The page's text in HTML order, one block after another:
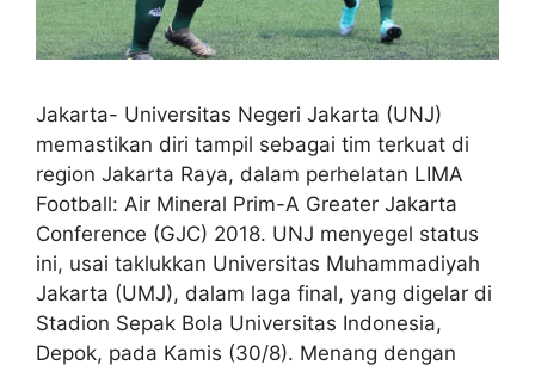
Jakarta- Universitas Negeri Jakarta (UNJ)
memastikan diri tampil sebagai tim terkuat di
region Jakarta Raya, dalam perhelatan LIMA
Football: Air Mineral Prim-A Greater Jakarta
Conference (GJC) 2018. UNJ menyegel status
ini, usai taklukkan Universitas Muhammadiyah
Jakarta (UMJ), dalam laga final, yang digelar di
Stadion Sepak Bola Universitas Indonesia,
Depok, pada Kamis (30/8). Menang dengan